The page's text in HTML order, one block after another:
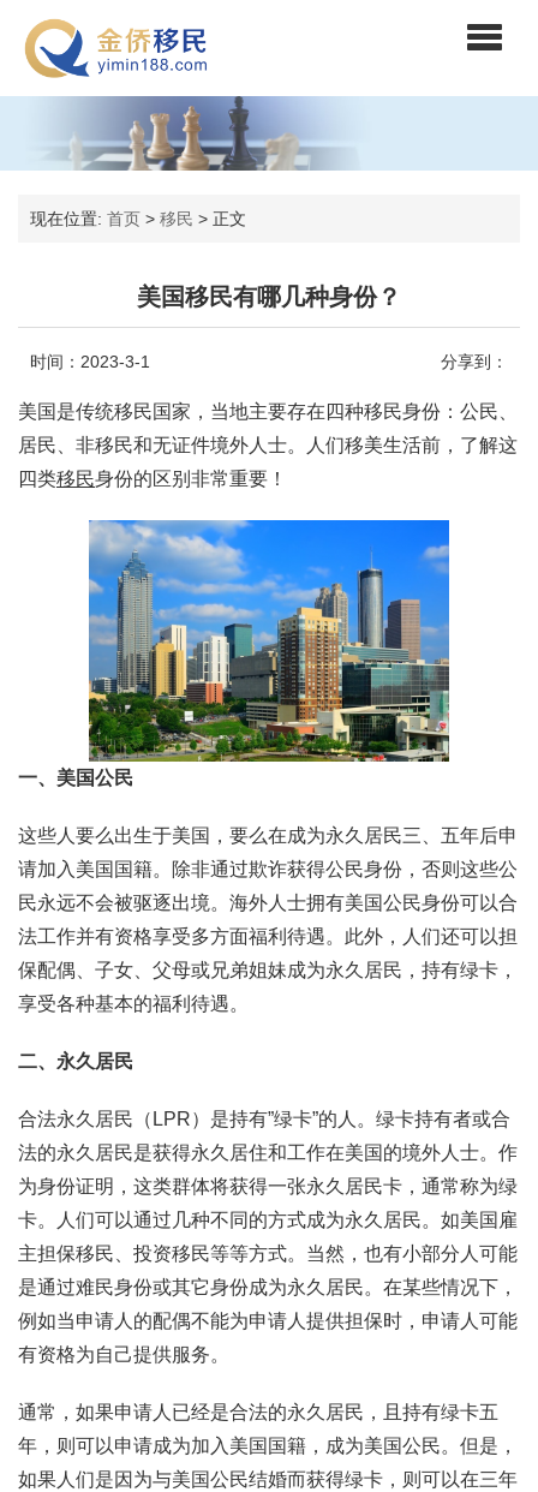
现在位置: 首页 > 移民 > 正文
美国移民有哪几种身份？
时间：2023-3-1 分享到：
美国是传统移民国家，当地主要存在四种移民身份：公民、
居民、非移民和无证件境外人士。人们移美生活前，了解这
四类移民身份的区别非常重要！
一、美国公民
这些人要么出生于美国，要么在成为永久居民三、五年后申
请加入美国国籍。除非通过欺诈获得公民身份，否则这些公
民永远不会被驱逐出境。海外人士拥有美国公民身份可以合
法工作并有资格享受多方面福利待遇。此外，人们还可以担
保配偶、子女、父母或兄弟姐妹成为永久居民，持有绿卡，
享受各种基本的福利待遇。
二、永久居民
合法永久居民（LPR）是持有”绿卡”的人。绿卡持有者或合
法的永久居民是获得永久居住和工作在美国的境外人士。作
为身份证明，这类群体将获得一张永久居民卡，通常称为绿
卡。人们可以通过几种不同的方式成为永久居民。如美国雇
主担保移民、投资移民等等方式。当然，也有小部分人可能
是通过难民身份或其它身份成为永久居民。在某些情况下，
例如当申请人的配偶不能为申请人提供担保时，申请人可能
有资格为自己提供服务。
通常，如果申请人已经是合法的永久居民，且持有绿卡五
年，则可以申请成为加入美国国籍，成为美国公民。但是，
如果人们是因为与美国公民结婚而获得绿卡，则可以在三年